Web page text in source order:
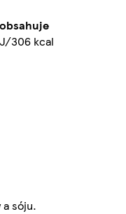
306 kcal
sóju.